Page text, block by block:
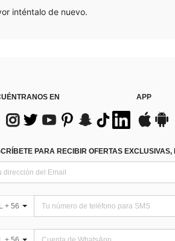
inténtalo de nuevo.
EN APP
PARA RECIBIR OFERTAS EXCLUSIVAS,
+ 56